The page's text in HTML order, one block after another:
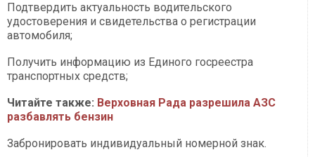
Подтвердить актуальность водительского
удостоверения и свидетельства о регистрации
автомобиля;
Получить информацию из Единого госреестра
транспортных средств;
Читайте также: Верховная Рада разрешила АЗС
разбавлять бензин
Забронировать индивидуальный номерной знак.